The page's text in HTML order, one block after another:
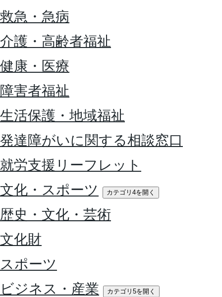
救急・急病
介護・高齢者福祉
健康・医療
障害者福祉
生活保護・地域福祉
発達障がいに関する相談窓口
就労支援リーフレット
文化・スポーツ
カテゴリ4を開く
歴史・文化・芸術
文化財
スポーツ
ビジネス・産業
カテゴリ5を開く